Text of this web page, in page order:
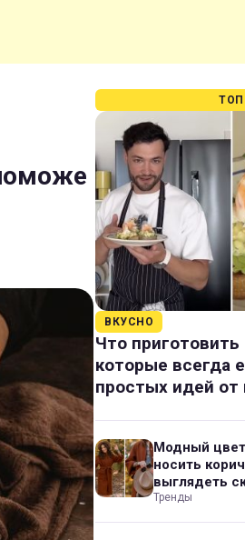
ТОП
ВКУСНО
Что приготовить
которые всегда
простых идей
Модный
носить
выглядеть
Тренды